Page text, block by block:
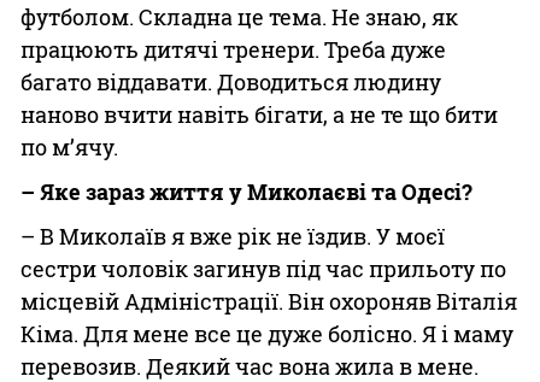
футболом. Складна це тема. Не знаю, як
працюють дитячі тренери. Треба дуже
багато віддавати. Доводиться людину
наново вчити навіть бігати, а не те що бити
по м’ячу.
– Яке зараз життя у Миколаєві та Одесі?
– В Миколаїв я вже рік не їздив. У моєї
сестри чоловік загинув під час прильоту по
місцевій Адміністрації. Він охороняв Віталія
Кіма. Для мене все це дуже болісно. Я і маму
перевозив. Деякий час вона жила в мене.